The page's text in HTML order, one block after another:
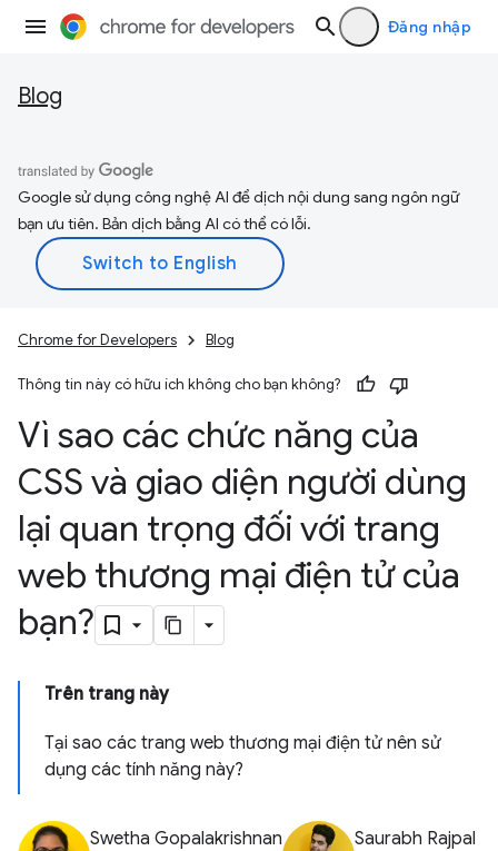
Đăng nhập
Blog
Google sử dụng công nghệ AI để dịch nội dung sang ngôn ngữ
bạn ưu tiên. Bản dịch bằng AI có thể có lỗi.
Chrome for Developers Blog
Thông tin này có hữu ích không cho bạn không?
Vì sao các chức năng của
CSS và giao diện người dùng
lại quan trọng đối với trang
web thương mại điện tử của
bạn?
Trên trang này
Tại sao các trang web thương mại điện tử nên sử
dụng các tính năng này?
Swetha Gopalakrishnan Saurabh Rajpal